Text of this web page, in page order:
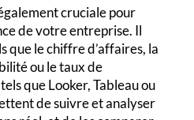
cruciale pour
de votre entreprise. Il
que le chiffre d’affaires, la
ou le taux de
que Looker, Tableau ou
de suivre et analyser